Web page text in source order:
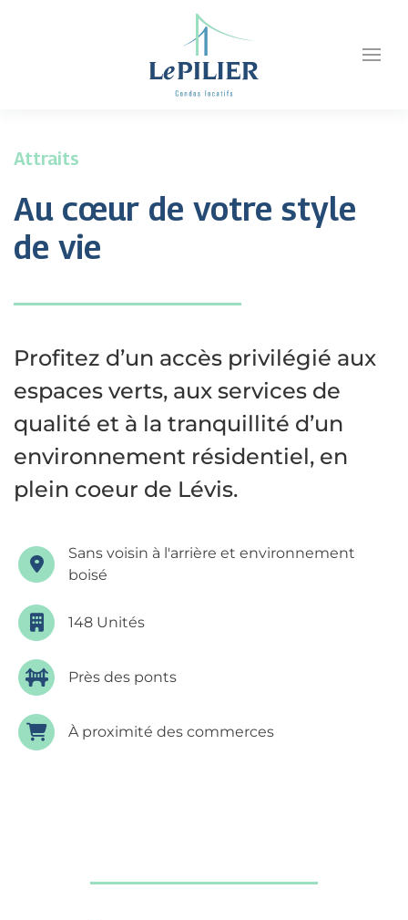
Attraits
Au cœur de votre style
de vie
Profitez d’un accès privilégié aux
espaces verts, aux services de
qualité et à la tranquillité d’un
environnement résidentiel, en
plein coeur de Lévis.
Sans voisin à l'arrière et environnement
boisé
148 Unités
Près des ponts
À proximité des commerces